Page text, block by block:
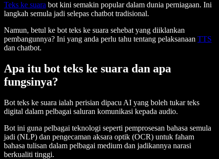
Teks ke suara bot kini semakin popular dalam dunia perniagaan. Ini
langkah semula jadi selepas chatbot tradisional.
Namun, betul ke bot teks ke suara sehebat yang diiklankan
pembangunnya? Ini yang anda perlu tahu tentang pelaksanaan TTS
dan chatbot.
Apa itu bot teks ke suara dan apa
fungsinya?
Bot teks ke suara ialah perisian dipacu AI yang boleh tukar teks
digital dalam pelbagai saluran komunikasi kepada audio.
Bot ini guna pelbagai teknologi seperti pemprosesan bahasa semula
jadi (NLP) dan pengecaman aksara optik (OCR) untuk faham
bahasa tulisan dalam pelbagai medium dan jadikannya narasi
berkualiti tinggi.